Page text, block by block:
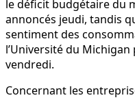
le déficit budgétaire du
annoncés jeudi, tandis
sentiment des
l’Université du
vendredi.
Concernant les